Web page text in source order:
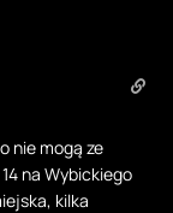
nie mogą ze
na Wybickiego
kilka